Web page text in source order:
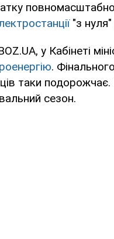
"з нуля"
у Кабінеті
.
таки
сезон.